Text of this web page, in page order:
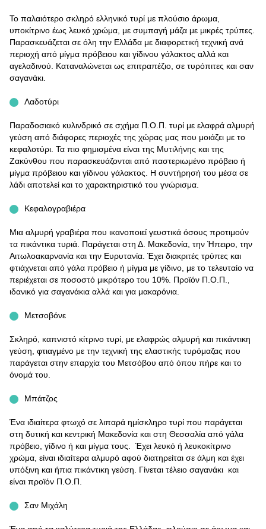
Το παλαιότερο σκληρό ελληνικό τυρί με πλούσιο άρωμα,
υποκίτρινο έως λευκό χρώμα, με συμπαγή μάζα με μικρές τρύπες.
Παρασκευάζεται σε όλη την Ελλάδα με διαφορετική τεχνική ανά
περιοχή από μίγμα πρόβειου και γίδινου γάλακτος αλλά και
αγελαδινού. Καταναλώνεται ως επιτραπέζιο, σε τυρόπιτες και σαν
σαγανάκι.
Λαδοτύρι
Παραδοσιακό κυλινδρικό σε σχήμα Π.Ο.Π. τυρί με ελαφρά αλμυρή
γεύση από διάφορες περιοχές της χώρας μας που μοιάζει με το
κεφαλοτύρι. Τα πιο φημισμένα είναι της Μυτιλήνης και της
Ζακύνθου που παρασκευάζονται από παστεριωμένο πρόβειο ή
μίγμα πρόβειου και γίδινου γάλακτος. Η συντήρησή του μέσα σε
λάδι αποτελεί και το χαρακτηριστικό του γνώρισμα.
Κεφαλογραβιέρα
Μια αλμυρή γραβιέρα που ικανοποιεί γευστικά όσους προτιμούν
τα πικάντικα τυριά. Παράγεται στη Δ. Μακεδονία, την Ήπειρο, την
Αιτωλοακαρνανία και την Ευρυτανία. Έχει διακριτές τρύπες και
φτιάχνεται από γάλα πρόβειο ή μίγμα με γίδινο, με το τελευταίο να
περιέχεται σε ποσοστό μικρότερο του 10%. Προϊόν Π.Ο.Π.,
ιδανικό για σαγανάκια αλλά και για μακαρόνια.
Μετσοβόνε
Σκληρό, καπνιστό κίτρινο τυρί, με ελαφρώς αλμυρή και πικάντικη
γεύση, φτιαγμένο με την τεχνική της ελαστικής τυρόμαζας που
παράγεται στην επαρχία του Μετσόβου από όπου πήρε και το
όνομά του.
Μπάτζος
Ένα ιδιαίτερα φτωχό σε λιπαρά ημίσκληρο τυρί που παράγεται
στη δυτική και κεντρική Μακεδονία και στη Θεσσαλία από γάλα
πρόβειο, γίδινο ή και μίγμα τους. Έχει λευκό ή λευκοκίτρινο
χρώμα, είναι ιδιαίτερα αλμυρό αφού διατηρείται σε άλμη και έχει
υπόξινη και ήπια πικάντικη γεύση. Γίνεται τέλειο σαγανάκι και
είναι προϊόν Π.Ο.Π.
Σαν Μιχάλη